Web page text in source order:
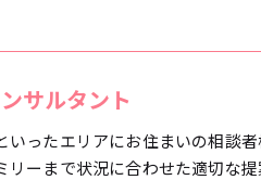
サルタント
ったエリアにお住まいの相談
ーまで状況に合わせた適切な提